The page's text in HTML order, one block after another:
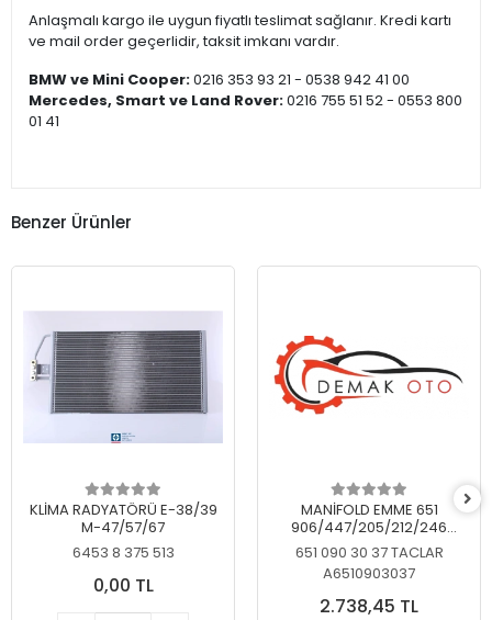
Anlaşmalı kargo ile uygun fiyatlı teslimat sağlanır. Kredi kartı
ve mail order geçerlidir, taksit imkanı vardır.
BMW ve Mini Cooper:0216 353 93 21 - 0538 942 41 00
Mercedes, Smart ve Land Rover:0216 755 51 52 - 0553 800
01 41
Benzer Ürünler
KLİMA RADYATÖRÜ E-38/39
M-47/57/67
6453 8 375 513
0,00 TL
MANİFOLD EMME 651
906/447/205/212/246
KELEBEKSİZ
651 090 30 37 TACLAR
A6510903037
2.738,45 TL